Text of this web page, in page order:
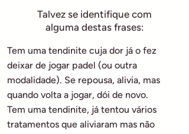
Talvez se identifique com
alguma destas frases:
Tem uma tendinite cuja dor já o fez
deixar de jogar padel (ou outra
modalidade). Se repousa, alivia, mas
quando volta a jogar, dói de novo.
Tem uma tendinite, já tentou vários
tratamentos que aliviaram mas não